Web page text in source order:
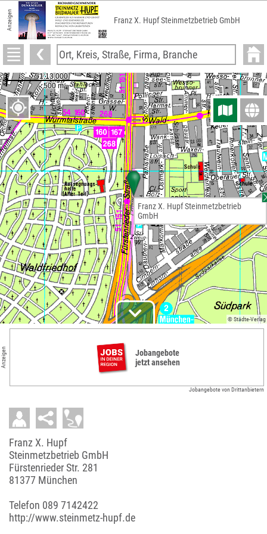
Anzeigen Franz X. Hupf Steinmetzbetrieb GmbH
© Städte-Verlag
Franz X. Hupf Steinmetzbetrieb
GmbH
Anzeigen
Jobangebote
jetzt ansehen
Jobangebote von Drittanbietern
Franz X. Hupf
Steinmetzbetrieb GmbH
Fürstenrieder Str. 281
81377 München
Telefon 089 7142422
http://www.steinmetz-hupf.de